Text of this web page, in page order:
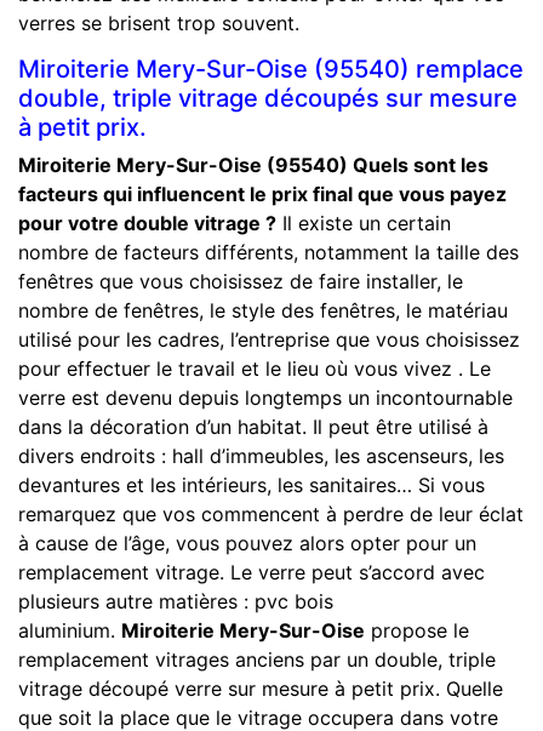
verres se brisent trop souvent.
Miroiterie Mery-Sur-Oise (95540) remplace
double, triple vitrage découpés sur mesure
à petit prix.
Miroiterie Mery-Sur-Oise (95540) Quels sont les
facteurs qui influencent le prix final que vous payez
pour votre double vitrage ? Il existe un certain
nombre de facteurs différents, notamment la taille des
fenêtres que vous choisissez de faire installer, le
nombre de fenêtres, le style des fenêtres, le matériau
utilisé pour les cadres, l’entreprise que vous choisissez
pour effectuer le travail et le lieu où vous vivez . Le
verre est devenu depuis longtemps un incontournable
dans la décoration d’un habitat. Il peut être utilisé à
divers endroits : hall d’immeubles, les ascenseurs, les
devantures et les intérieurs, les sanitaires… Si vous
remarquez que vos commencent à perdre de leur éclat
à cause de l’âge, vous pouvez alors opter pour un
remplacement vitrage. Le verre peut s’accord avec
plusieurs autre matières : pvc bois
aluminium. Miroiterie Mery-Sur-Oise propose le
remplacement vitrages anciens par un double, triple
vitrage découpé verre sur mesure à petit prix. Quelle
que soit la place que le vitrage occupera dans votre